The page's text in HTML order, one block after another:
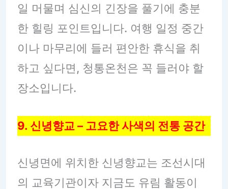
일 머물며 심신의 긴장을 풀기에 충분
한 힐링 포인트입니다. 여행 일정 중간
이나 마무리에 들러 편안한 휴식을 취
하고 싶다면, 청통온천은 꼭 들러야 할
장소입니다.
9. 신녕향교 – 고요한 사색의 전통 공간
신녕면에 위치한 신녕향교는 조선시대
의 교육기관이자 지금도 유림 활동이